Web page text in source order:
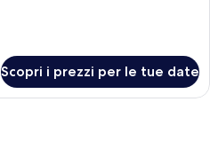
Scopri i prezzi per le tue date